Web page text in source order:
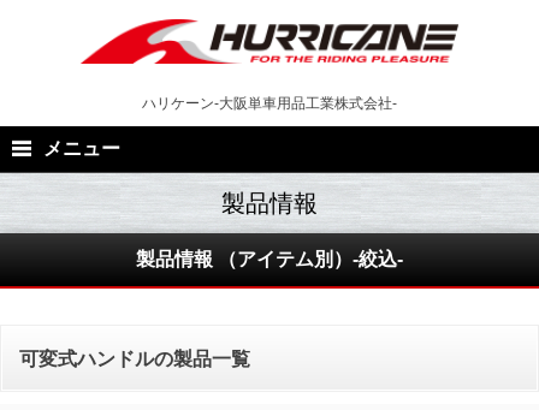
ハリケーン-大阪単車用品工業株式会社-
メニュー
製品情報 （アイテム別）-絞込-
可変式ハンドルの製品一覧